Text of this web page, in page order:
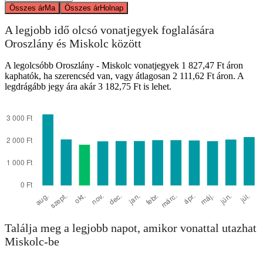
Összes árMa Összes árHolnap
A legjobb idő olcsó vonatjegyek foglalására
Oroszlány és Miskolc között
A legolcsóbb Oroszlány - Miskolc vonatjegyek 1 827,47 Ft áron
kaphatók, ha szerencséd van, vagy átlagosan 2 111,62 Ft áron. A
legdrágább jegy ára akár 3 182,75 Ft is lehet.
Találja meg a legjobb napot, amikor vonattal utazhat
Miskolc-be